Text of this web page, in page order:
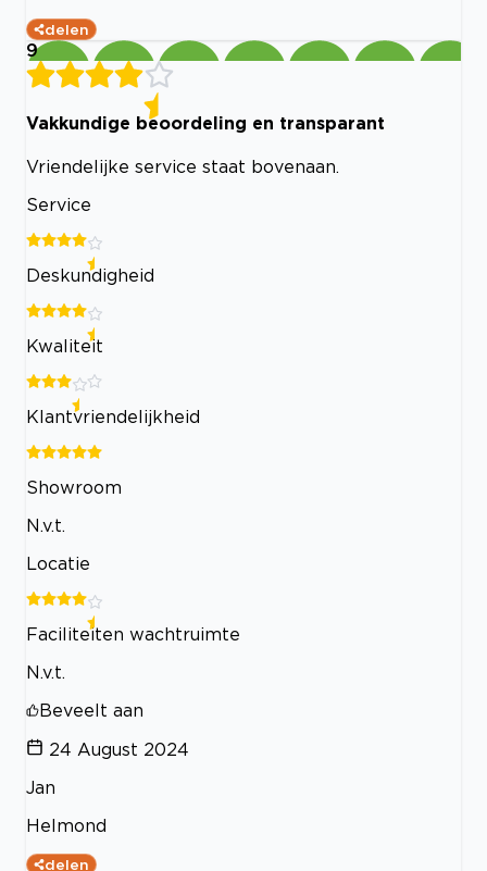
delen
9
Vakkundige beoordeling en transparant
Vriendelijke service staat bovenaan.
Service
Deskundigheid
Kwaliteit
Klantvriendelijkheid
Showroom
N.v.t.
Locatie
Faciliteiten wachtruimte
N.v.t.
Beveelt aan
24 August 2024
Jan
Helmond
delen